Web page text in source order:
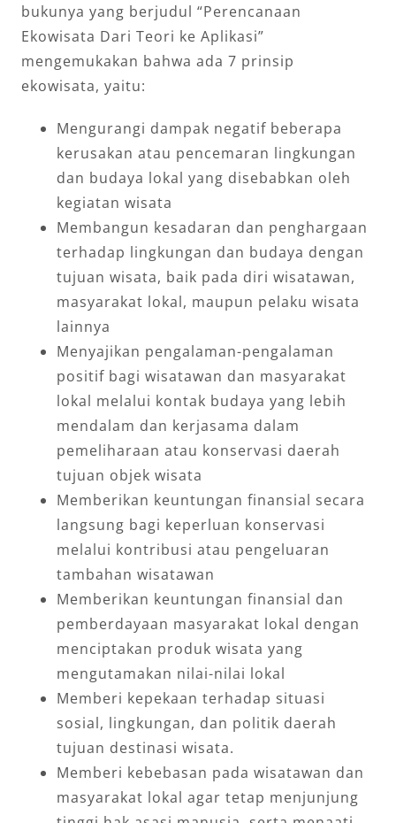
bukunya yang berjudul “Perencanaan
Ekowisata Dari Teori ke Aplikasi”
mengemukakan bahwa ada 7 prinsip
ekowisata, yaitu:
Mengurangi dampak negatif beberapa
kerusakan atau pencemaran lingkungan
dan budaya lokal yang disebabkan oleh
kegiatan wisata
Membangun kesadaran dan penghargaan
terhadap lingkungan dan budaya dengan
tujuan wisata, baik pada diri wisatawan,
masyarakat lokal, maupun pelaku wisata
lainnya
Menyajikan pengalaman-pengalaman
positif bagi wisatawan dan masyarakat
lokal melalui kontak budaya yang lebih
mendalam dan kerjasama dalam
pemeliharaan atau konservasi daerah
tujuan objek wisata
Memberikan keuntungan finansial secara
langsung bagi keperluan konservasi
melalui kontribusi atau pengeluaran
tambahan wisatawan
Memberikan keuntungan finansial dan
pemberdayaan masyarakat lokal dengan
menciptakan produk wisata yang
mengutamakan nilai-nilai lokal
Memberi kepekaan terhadap situasi
sosial, lingkungan, dan politik daerah
tujuan destinasi wisata.
Memberi kebebasan pada wisatawan dan
masyarakat lokal agar tetap menjunjung